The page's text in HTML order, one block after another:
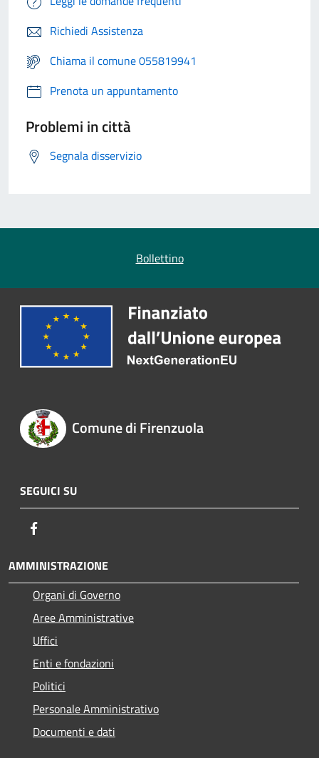
Richiedi Assistenza
Chiama il comune 055819941
Prenota un appuntamento
Problemi in città
Segnala disservizio
Bollettino
Comune di Firenzuola
SEGUICI SU
AMMINISTRAZIONE
Organi di Governo
Aree Amministrative
Uffici
Enti e fondazioni
Politici
Personale Amministrativo
Documenti e dati